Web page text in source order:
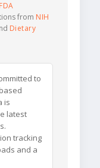
FDA
from NIH
Dietary
to
is
latest
tracking
and a